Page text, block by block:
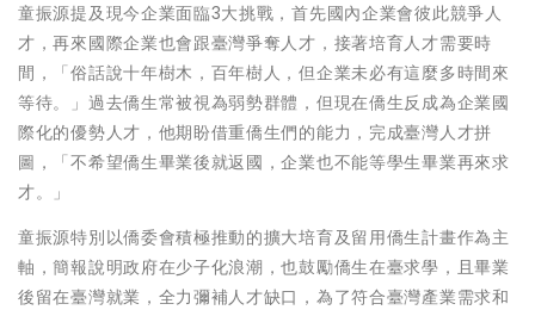
童振源提及現今企業面臨3大挑戰，首先國內企業會彼此競爭人
才，再來國際企業也會跟臺灣爭奪人才，接著培育人才需要時
間，「俗話說十年樹木，百年樹人，但企業未必有這麼多時間來
等待。」過去僑生常被視為弱勢群體，但現在僑生反成為企業國
際化的優勢人才，他期盼借重僑生們的能力，完成臺灣人才拼
圖，「不希望僑生畢業後就返國，企業也不能等學生畢業再來求
才。」
童振源特別以僑委會積極推動的擴大培育及留用僑生計畫作為主
軸，簡報說明政府在少子化浪潮，也鼓勵僑生在臺求學，且畢業
後留在臺灣就業，全力彌補人才缺口，為了符合臺灣產業需求和